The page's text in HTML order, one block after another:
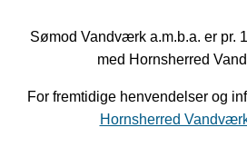
Sømod Vandværk a.m.b.a. er pr.
med Hornsherred
For fremtidige henvendelser og
Hornsherred